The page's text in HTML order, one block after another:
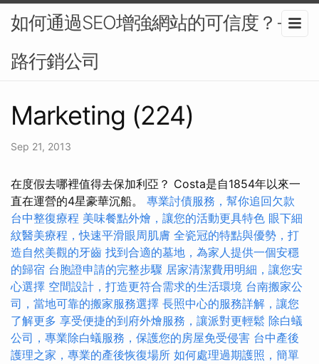
如何通過SEO增強網站的可信度？-網
路行銷公司
Marketing (224)
Sep 21, 2013
在度假去哪裡值得去保加利亞？ Costa是自1854年以來一
直在運營的4星豪華沉船。 專業討債服務，幫你追回欠款
台中整復療程 美味餐點外燴，讓您的活動更具特色 眼下細
紋醫美療程，快速平滑眼周肌膚 全瓷冠的特點與優勢，打
造自然美觀的牙齒 找到合適的墓地，為家人提供一個安穩
的歸宿 台胞證申請的完整步驟 居家清潔費用明細，讓您安
心選擇 空間設計，打造更符合需求的生活環境 台南搬家公
司，當地可靠的搬家服務選擇 長照中心的服務詳解，讓您
了解更多 享受便捷的到府外燴服務，讓派對更輕鬆 除白蟻
公司，專業除白蟻服務，保護您的房屋免受侵害 台中產後
護理之家，專業的產後恢復場所 如何處理過期護照，簡單